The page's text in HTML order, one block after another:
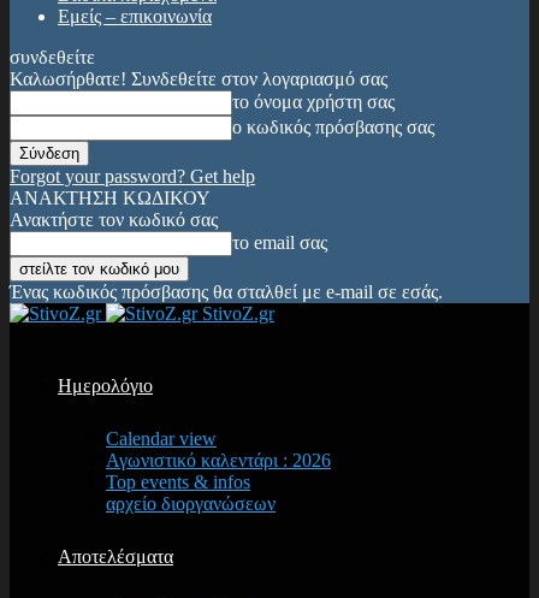
Εμείς – επικοινωνία
συνδεθείτε
Καλωσήρθατε! Συνδεθείτε στον λογαριασμό σας
το όνομα χρήστη σας
ο κωδικός πρόσβασης σας
Forgot your password? Get help
ΑΝΑΚΤΗΣΗ ΚΩΔΙΚΟΥ
Ανακτήστε τον κωδικό σας
το email σας
Ένας κωδικός πρόσβασης θα σταλθεί με e-mail σε εσάς.
StivoZ.gr
Ημερολόγιο
Calendar view
Αγωνιστικό καλεντάρι : 2026
Top events & infos
αρχείο διοργανώσεων
Αποτελέσματα